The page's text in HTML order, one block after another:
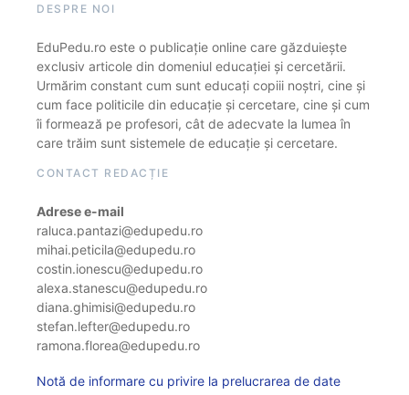
DESPRE NOI
EduPedu.ro este o publicație online care găzduiește
exclusiv articole din domeniul educației și cercetării.
Urmărim constant cum sunt educați copiii noștri, cine și
cum face politicile din educație și cercetare, cine și cum
îi formează pe profesori, cât de adecvate la lumea în
care trăim sunt sistemele de educație și cercetare.
CONTACT REDACȚIE
Adrese e-mail
raluca.pantazi@edupedu.ro
mihai.peticila@edupedu.ro
costin.ionescu@edupedu.ro
alexa.stanescu@edupedu.ro
diana.ghimisi@edupedu.ro
stefan.lefter@edupedu.ro
ramona.florea@edupedu.ro
Notă de informare cu privire la prelucrarea de date